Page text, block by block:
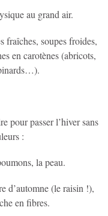
au grand air.
fraîches, soupes froides,
en carotènes (abricots,
pour passer l’hiver sans
:
la peau.
d’automne (le raisin !),
en fibres.